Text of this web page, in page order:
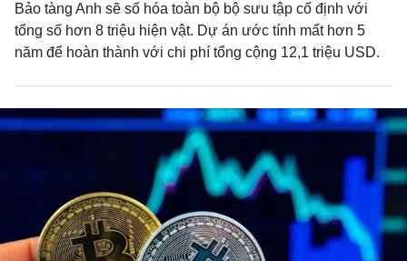
Bảo tàng Anh sẽ số hóa toàn bộ bộ sưu tập cố định với
tổng số hơn 8 triệu hiện vật. Dự án ước tính mất hơn 5
năm để hoàn thành với chi phí tổng cộng 12,1 triệu USD.